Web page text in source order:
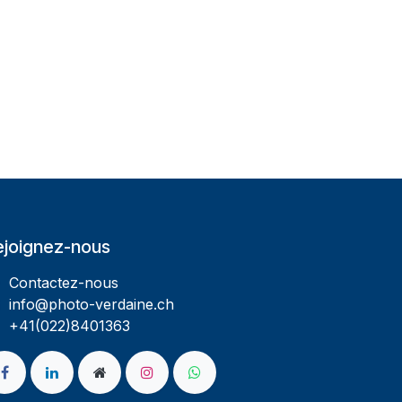
nous
Contactez-nous
info@photo-verdaine.ch​
​​+41(022)8401363